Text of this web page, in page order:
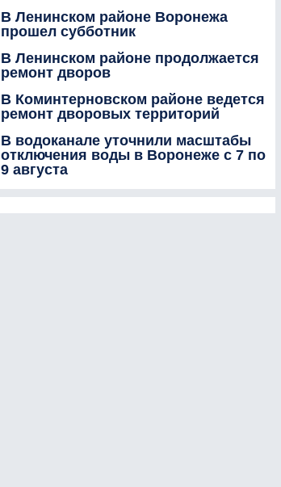
В Ленинском районе Воронежа
прошел субботник
В Ленинском районе продолжается
ремонт дворов
В Коминтерновском районе ведется
ремонт дворовых территорий
В водоканале уточнили масштабы
отключения воды в Воронеже с 7 по
9 августа